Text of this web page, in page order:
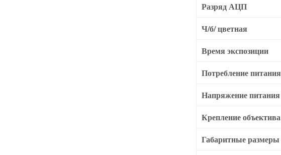
Разряд АЦП
Ч/б/ цветная
Время экспозиции
Потребление питания
Напряжение питания
Крепление объектива
Габаритные размеры